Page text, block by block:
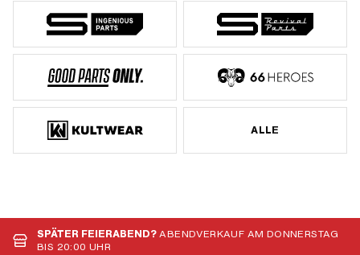
ALLE
SPÄTER FEIERABEND?ABENDVERKAUF AM DONNERSTAG
BIS 20:00 UHR